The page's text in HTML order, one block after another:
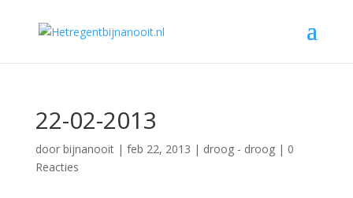
22-02-2013
door bijnanooit| feb 22, 2013 | droog - droog| 0
Reacties